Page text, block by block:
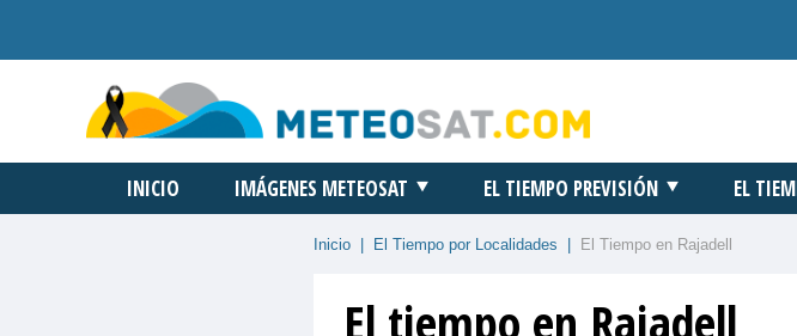
INICIO IMÁGENES METEOSAT EL TIEMPO PREVISIÓN EL
Inicio El Tiempo por Localidades El Tiempo en Rajadell
El tiempo en Rajadell